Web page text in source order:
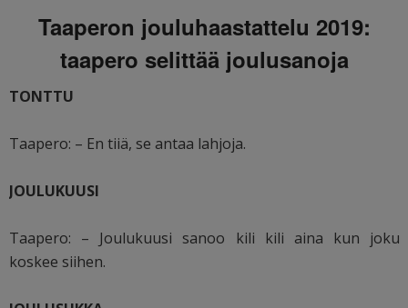
Taaperon jouluhaastattelu 2019:
taapero selittää joulusanoja
TONTTU
Taapero: – En tiiä, se antaa lahjoja.
JOULUKUUSI
Taapero: – Joulukuusi sanoo kili kili aina kun joku
koskee siihen.